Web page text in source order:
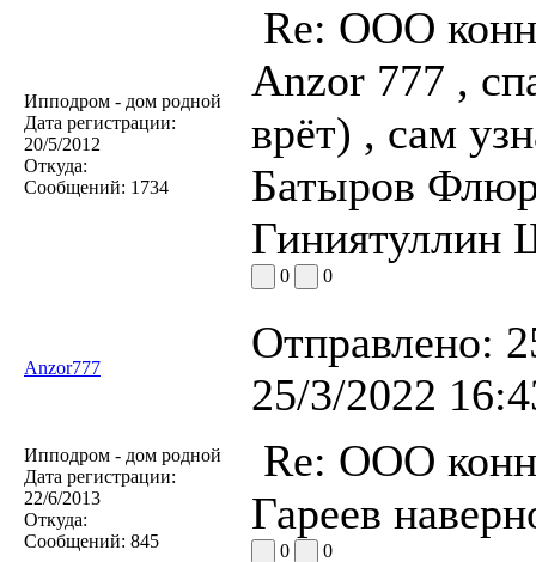
Ипподром - дом родной
Дата регистрации:
20/5/2012
Откуда:
Сообщений: 1734
Re: ООО
Anzor 777 ,
врёт) , сам
Батыров
Гиниятуллин
0 0
Anzor777
Отправлено:
25/3/2022
Ипподром - дом родной
Дата регистрации:
22/6/2013
Откуда:
Сообщений: 845
Re: ООО
Гареев
0 0